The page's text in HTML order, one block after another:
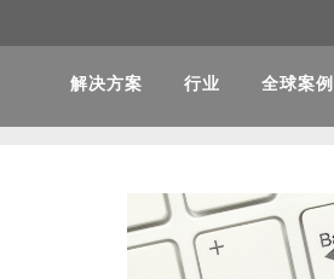
解决方案 行业 全球案例